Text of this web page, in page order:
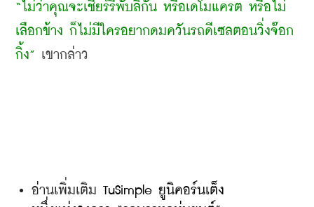
“ไม่ว่าคุณจะเชียร์รีพับลิกัน หรือเดโมแครต หรือไม่
เลือกข้าง ก็ไม่มีใครอยากดมควันรถดีเซลตอนวิ่งจ๊อก
กิ้ง” เขากล่าว
อ่านเพิ่มเติม TuSimple ยูนิคอร์นเต็ง